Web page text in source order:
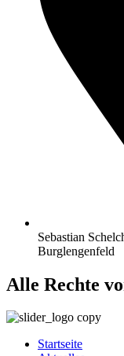
Sebastian
Burglengenfeld
Alle Rechte
Startseite